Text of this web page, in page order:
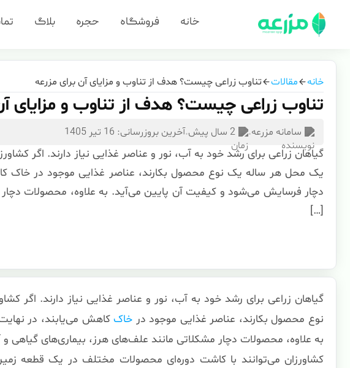
خانه فروشگاه حجره بلاگ
خانه مقالات تناوب زراعی چیست؟ هدف از تناوب و مزایای آن برای مزرعه
تناوب زراعی چیست؟ هدف از تناوب و مزایای
سامانه مزرعه. 2 سال پیش .آخرین بروزرسانی: 16 تیر 1405
گیاهان زراعی برای رشد خود به آب، نور و عناصر غذایی نیاز دارند. اگر
یک محل هر ساله یک نوع محصول بکارند، عناصر غذایی موجود در خاک
دچار فرسایش می‌شود و کیفیت آن پایین می‌آید. به علاوه، محصولات
[…]
گیاهان زراعی برای رشد خود به آب، نور و عناصر غذایی نیاز دارند.
نوع محصول بکارند، عناصر غذایی موجود در خاککاهش می‌یابند، در
به علاوه، محصولات دچار مشکلاتی مانند علف‌های هرز، بیماری‌های گیاهی
کشاورزان می‌توانند با کاشت دوره‌ای محصولات مختلف در یک قطعه